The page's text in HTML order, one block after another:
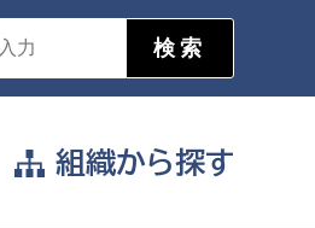
組織から探す